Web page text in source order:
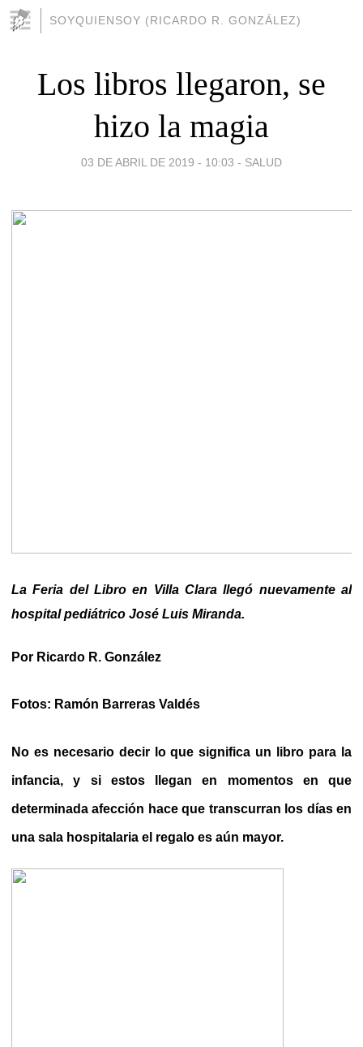
SOYQUIENSOY (RICARDO R. GONZÁLEZ)
Los libros llegaron, se
hizo la magia
03 DE ABRIL DE 2019 - 10:03 - SALUD
La Feria del Libro en Villa Clara llegó nuevamente al
hospital pediátrico José Luis Miranda.
Por Ricardo R. González
Fotos: Ramón Barreras Valdés
No es necesario decir lo que significa un libro para la
infancia, y si estos llegan en momentos en que
determinada afección hace que transcurran los días en
una sala hospitalaria el regalo es aún mayor.